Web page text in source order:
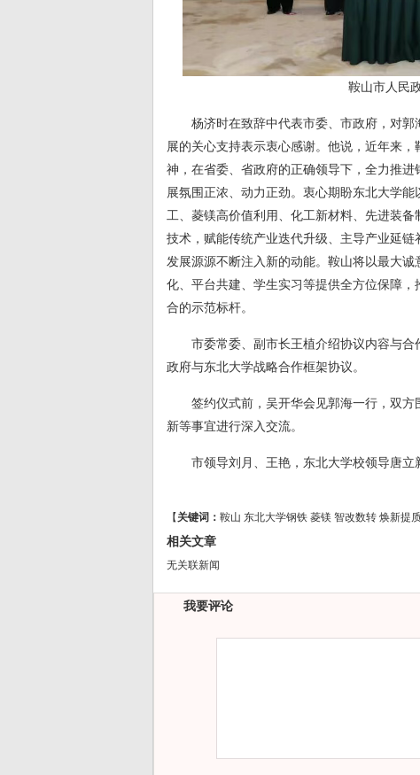
鞍山市人民
杨济时在致辞中代表市委、市政府，对
展的关心支持表示衷心感谢。他说，近年来
神，在省委、省政府的正确领导下，全力推
展氛围正浓、动力正劲。衷心期盼东北大学
工、菱镁高价值利用、化工新材料、先进装
技术，赋能传统产业迭代升级、主导产业延
发展源源不断注入新的动能。鞍山将以最大
化、平台共建、学生实习等提供全方位保障
合的示范标杆。
市委常委、副市长王植介绍协议内容与
政府与东北大学战略合作框架协议。
签约仪式前，吴开华会见郭海一行，双
新等事宜进行深入交流。
市领导刘月、王艳，东北大学校领导唐立
【 关键词： 鞍山 东北大学钢铁 菱镁 智改数转 焕新提
相关文章
无关联新闻
我要评论